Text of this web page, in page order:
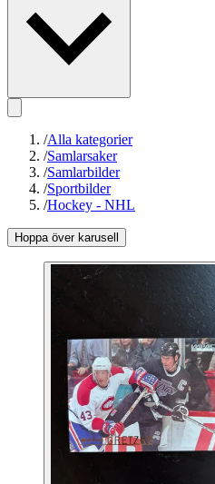
/Alla kategorier
/Samlarsaker
/Samlarbilder
/Sportbilder
/Hockey - NHL
Hoppa över karusell